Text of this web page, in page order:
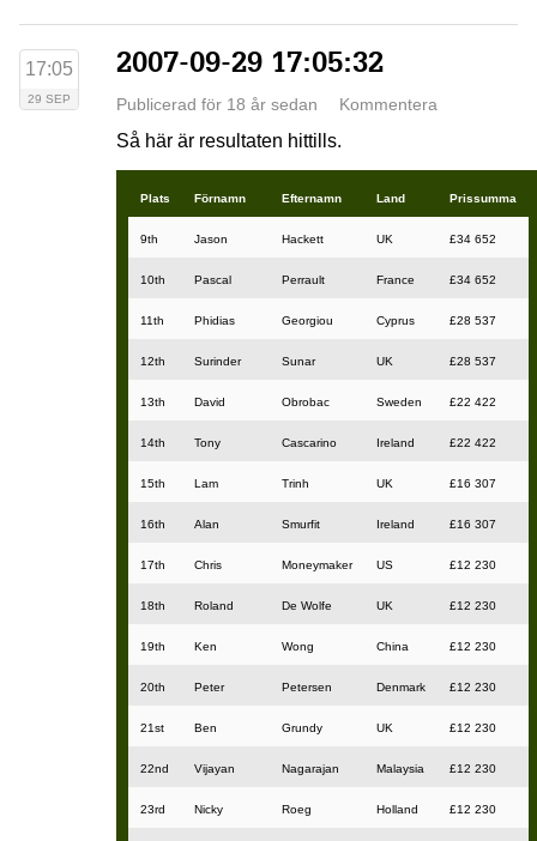
17:05
29 SEP
2007-09-29 17:05:32
Publicerad för 18 år sedan Kommentera
Så här är resultaten hittills.
Plats Förnamn Efternamn Land Prissumma
9th Jason Hackett UK £34 652
10th Pascal Perrault France £34 652
11th Phidias Georgiou Cyprus £28 537
12th Surinder Sunar UK £28 537
13th David Obrobac Sweden £22 422
14th Tony Cascarino Ireland £22 422
15th Lam Trinh UK £16 307
16th Alan Smurfit Ireland £16 307
17th Chris Moneymaker US £12 230
18th Roland De Wolfe UK £12 230
19th Ken Wong China £12 230
20th Peter Petersen Denmark £12 230
21st Ben Grundy UK £12 230
22nd Vijayan Nagarajan Malaysia £12 230
23rd Nicky Roeg Holland £12 230